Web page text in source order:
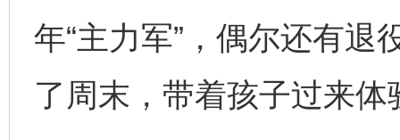
年“主力军”，偶尔还有退
了周末，带着孩子过来